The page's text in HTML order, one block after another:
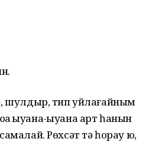
шулдыр, тип уйлағайным
ҡыуана-ҡыуана арт һанын
Рɵхсəт тə һорау юҡ,